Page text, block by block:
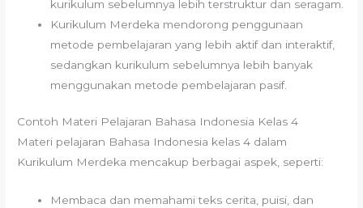
kurikulum sebelumnya lebih terstruktur dan seragam.
Kurikulum Merdeka mendorong penggunaan
metode pembelajaran yang lebih aktif dan interaktif,
sedangkan kurikulum sebelumnya lebih banyak
menggunakan metode pembelajaran pasif.
Contoh Materi Pelajaran Bahasa Indonesia Kelas 4
Materi pelajaran Bahasa Indonesia kelas 4 dalam
Kurikulum Merdeka mencakup berbagai aspek, seperti:
Membaca dan memahami teks cerita, puisi, dan